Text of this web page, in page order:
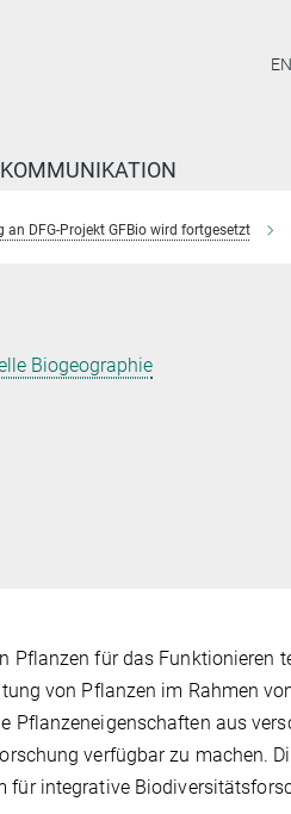
KOMMUNIKATION
an DFG-Projekt GFBio wird fortgesetzt
Biogeographie
für das Funktionieren
von Pflanzen im Rahmen
Pflanzeneigenschaften aus
verfügbar zu machen.
für integrative